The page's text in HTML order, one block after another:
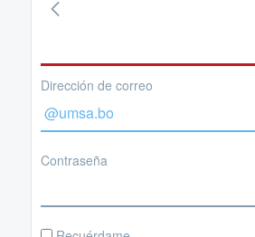
Dirección de correo
Contraseña